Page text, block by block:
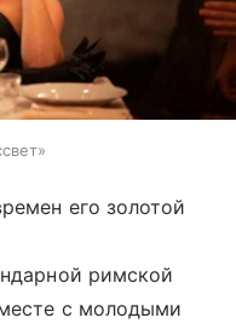
его золотой
римской
с молодыми